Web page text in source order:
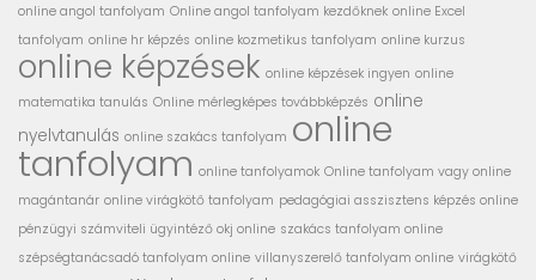
online angol tanfolyam Online angol tanfolyam kezdőknek online Excel
tanfolyam online hr képzés online kozmetikus tanfolyam online kurzus
online képzések online képzések ingyen online
matematika tanulás Online mérlegképes továbbképzés online
nyelvtanulás online szakács tanfolyam online
tanfolyam online tanfolyamok Online tanfolyam vagy online
magántanár online virágkötő tanfolyam pedagógiai asszisztens képzés online
pénzügyi számviteli ügyintéző okj online szakács tanfolyam online
szépségtanácsadó tanfolyam online villanyszerelő tanfolyam online virágkötő